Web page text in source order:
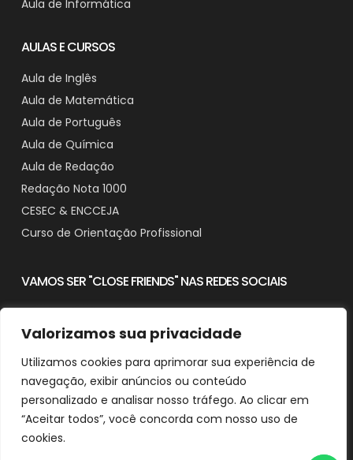
Valorizamos sua privacidade
Utilizamos cookies para aprimorar sua experiência de
navegação, exibir anúncios ou conteúdo
personalizado e analisar nosso tráfego. Ao clicar em
“Aceitar todos”, você concorda com nosso uso de
cookies.
Aula de Informática
AULAS E CURSOS
Aula de Inglês
Aula de Matemática
Aula de Português
Aula de Química
Aula de Redação
Redação Nota 1000
CESEC & ENCCEJA
Curso de Orientação Profissional
VAMOS SER "CLOSE FRIENDS" NAS REDES SOCIAIS
Contato
Downloads
© 2025 Aprender em Casa - CNPJ: 29.482.518/0001-90